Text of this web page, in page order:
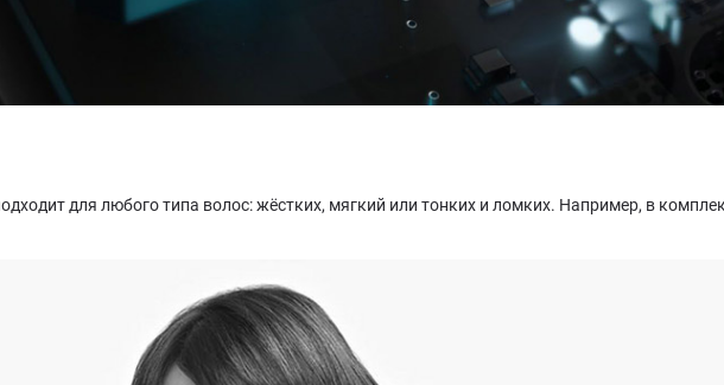
для любого типа волос: жёстких, мягкий или тонких и ломких. Например, в